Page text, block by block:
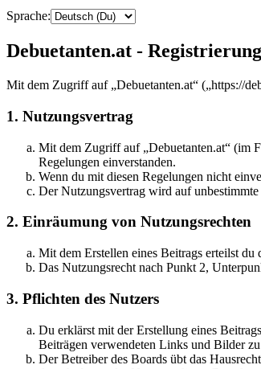
Sprache:
Debuetanten.at - Registrierung
Mit dem Zugriff auf „Debuetanten.at“ („https://
1. Nutzungsvertrag
Mit dem Zugriff auf „Debuetanten.at“ (im
Regelungen einverstanden.
Wenn du mit diesen Regelungen nicht
Der Nutzungsvertrag wird auf
2. Einräumung von Nutzungsrechten
Mit dem Erstellen eines Beitrags erteilst
Das Nutzungsrecht nach Punkt 2,
3. Pflichten des Nutzers
Du erklärst mit der Erstellung eines
Beiträgen verwendeten Links und Bilder
Der Betreiber des Boards übt das